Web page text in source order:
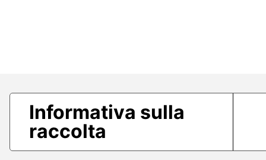
Informativa sulla
raccolta